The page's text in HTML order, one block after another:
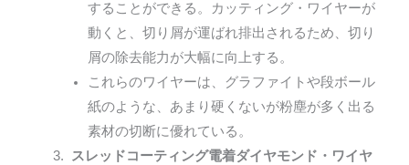
することができる。カッティング・ワイヤーが
動くと、切り屑が運ばれ排出されるため、切り
屑の除去能力が大幅に向上する。
これらのワイヤーは、グラファイトや段ボール
紙のような、あまり硬くないが粉塵が多く出る
素材の切断に優れている。
スレッドコーティング電着ダイヤモンド・ワイヤ